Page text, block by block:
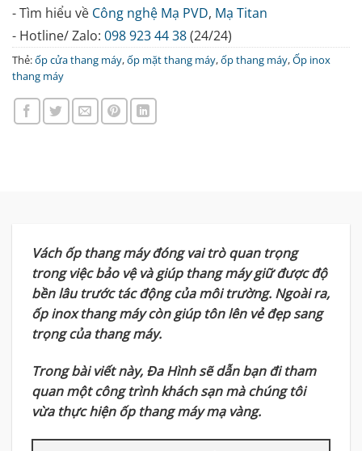
- Tìm hiểu về Công nghệ Mạ PVD, Mạ Titan
- Hotline/ Zalo: 098 923 44 38(24/24)
Thẻ:ốp cửa thang máy,ốp mặt thang máy,ốp thang máy,Ốp inox
thang máy
Vách ốp thang máy đóng vai trò quan trọng
trong việc bảo vệ và giúp thang máy giữ được độ
bền lâu trước tác động của môi trường. Ngoài ra,
ốp inox thang máy còn giúp tôn lên vẻ đẹp sang
trọng của thang máy.
Trong bài viết này, Đa Hình sẽ dẫn bạn đi tham
quan một công trình khách sạn mà chúng tôi
vừa thực hiện ốp thang máy mạ vàng.